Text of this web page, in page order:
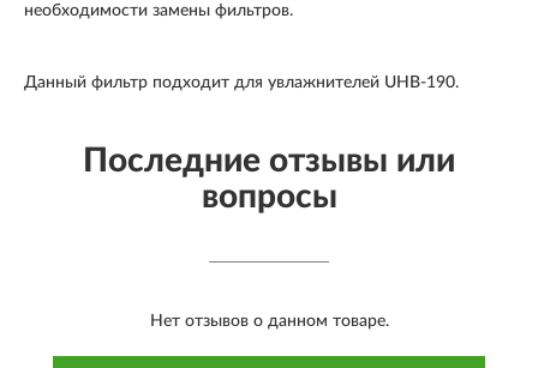
необходимости замены фильтров.
Данный фильтр подходит для увлажнителей UHB-190.
Последние отзывы или
вопросы
Нет отзывов о данном товаре.